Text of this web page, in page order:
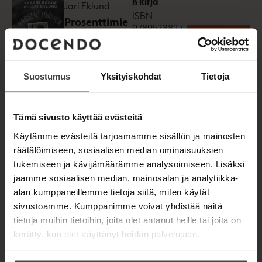
Suostumus Yksityiskohdat Tietoja
Tämä sivusto käyttää evästeitä
Käytämme evästeitä tarjoamamme sisällön ja mainosten
räätälöimiseen, sosiaalisen median ominaisuuksien
tukemiseen ja kävijämäärämme analysoimiseen. Lisäksi
jaamme sosiaalisen median, mainosalan ja analytiikka-
alan kumppaneillemme tietoja siitä, miten käytät
sivustoamme. Kumppanimme voivat yhdistää näitä
tietoja muihin tietoihin, joita olet antanut heille tai joita on
kerätty, kun olet käyttänyt heidän palvelujaan.
b
Jari Eklund
Prosenttimie
hen paluu
Mika Wist
ISBN
9789523827
1645x
O
n
s
w
t
a
b
Lataa
Tapani Bagge,
Jari Eklund
Prosenttimie
hen paluu
Kannen
Mika Wist
ISBN
9789523827
233
1400 x140
0px
O
p
e
n
s
i
Lataa